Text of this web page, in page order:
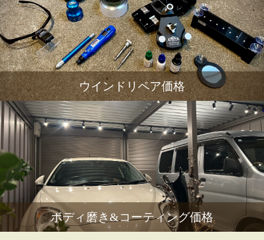
ウインドリペア価格
ボディ磨き&コーティング価格